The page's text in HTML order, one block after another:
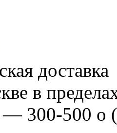
доставка
в
300-500 o